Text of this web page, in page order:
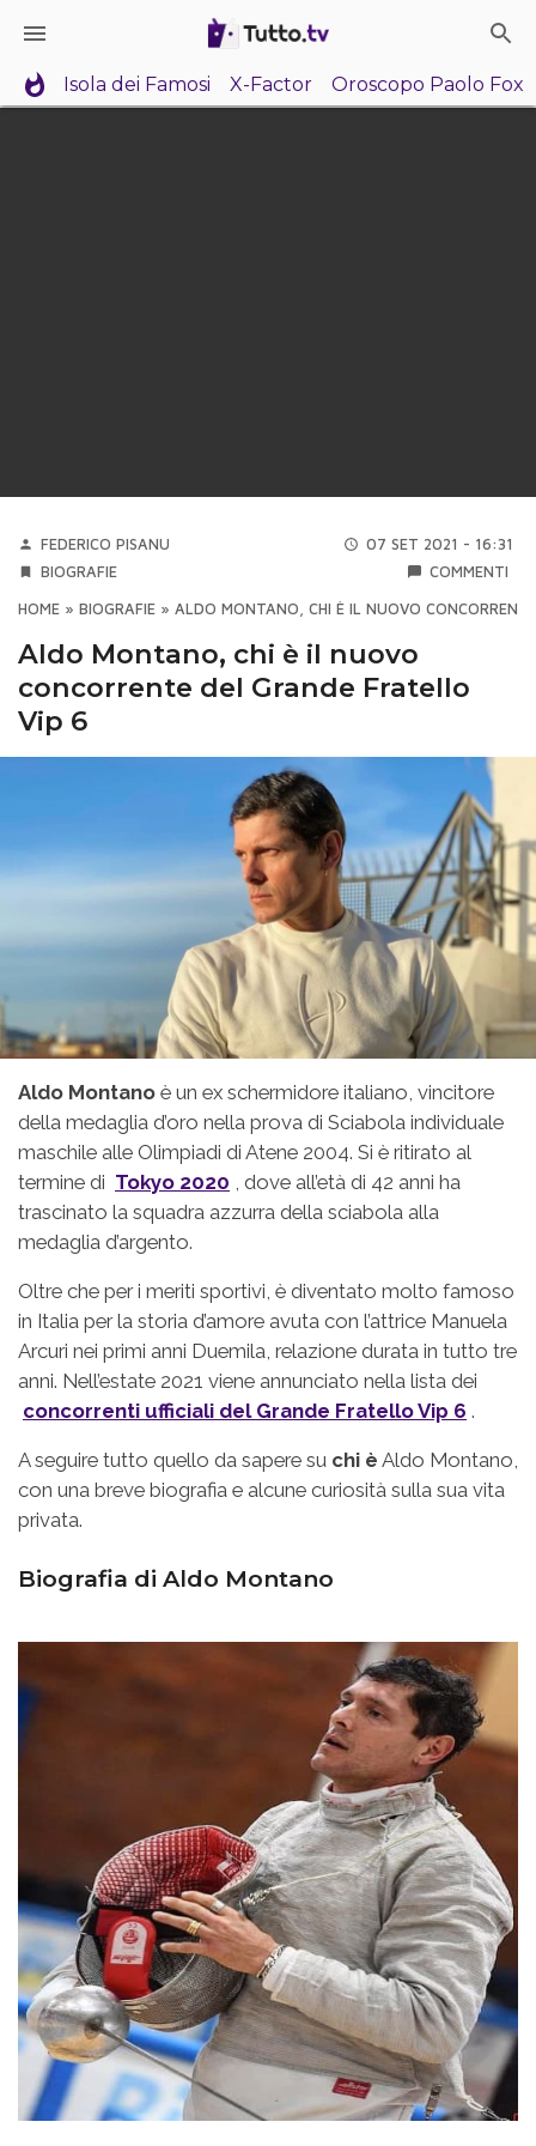
Isola dei Famosi X-Factor Oroscopo Paolo Fox
FEDERICO PISANU
07 SET 2021 - 16:31
BIOGRAFIE
COMMENTI
HOME » BIOGRAFIE » ALDO MONTANO, CHI È IL NUOVO
Aldo Montano, chi è il nuovo
concorrente del Grande Fratello
Vip 6
Aldo Montano è un ex schermidore italiano, vincitore
della medaglia d’oro nella prova di Sciabola individuale
maschile alle Olimpiadi di Atene 2004. Si è ritirato al
termine di Tokyo 2020 , dove all’età di 42 anni ha
trascinato la squadra azzurra della sciabola alla
medaglia d’argento.
Oltre che per i meriti sportivi, è diventato molto famoso
in Italia per la storia d’amore avuta con l’attrice Manuela
Arcuri nei primi anni Duemila, relazione durata in tutto tre
anni. Nell’estate 2021 viene annunciato nella lista dei
concorrenti ufficiali del Grande Fratello Vip 6 .
A seguire tutto quello da sapere su chi è Aldo Montano,
con una breve biografia e alcune curiosità sulla sua vita
privata.
Biografia di Aldo Montano